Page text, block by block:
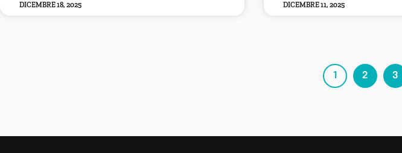
DICEMBRE 18, 2025 DICEMBRE 11, 2025
1 2 3